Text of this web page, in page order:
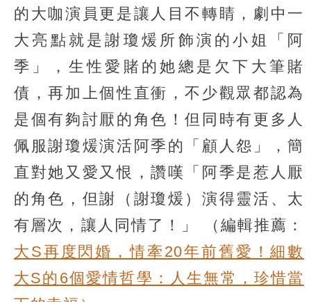
的大咖演員更是讓人目不轉睛，劇中一
大亮點就是謝瓊煖所飾演的小姐「阿
季」，生性愛賭的她總是欠下大筆賭
債，再加上個性直衝，不少觀眾都認為
是個有夠討厭的角色！但同時有更多人
佩服謝瓊煖演活阿季的「顧人怨」，簡
直對她又愛又恨，讚嘆「阿季是惹人厭
的角色，但謝（謝瓊煖）演得靈活、太
有層次，讓人同情了！」
（編輯推薦：
大S再度閃婚，情牽20年前舊愛！細數
大S的6個愛情哲學：人生無常，珍惜當